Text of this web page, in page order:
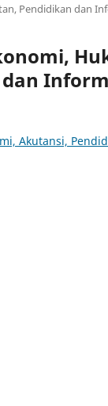
Pendidikan dan
dan
Akutansi,